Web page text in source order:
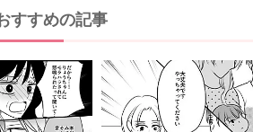
すすめの記事